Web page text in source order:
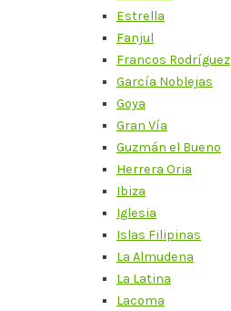
Estrella
Fanjul
Francos Rodríguez
García Noblejas
Goya
Gran Vía
Guzmán el Bueno
Herrera Oria
Ibiza
Iglesia
Islas Filipinas
La Almudena
La Latina
Lacoma